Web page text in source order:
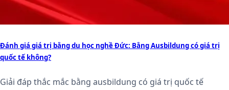
Đánh giá giá trị bằng du học nghề Đức: Bằng Ausbildung có giá trị
quốc tế không?
Giải đáp thắc mắc bằng ausbildung có giá trị quốc tế